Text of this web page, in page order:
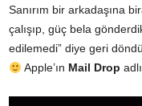
Sanırım bir arkadaşına
çalışıp, güç bela
edilemedi” diye geri
Apple’ın Mail Drop